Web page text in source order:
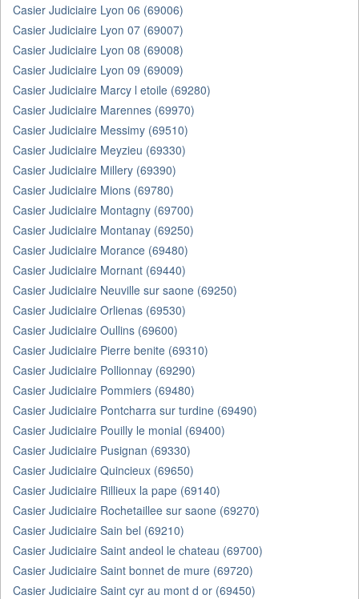
Casier Judiciaire Lyon 06 (69006)
Casier Judiciaire Lyon 07 (69007)
Casier Judiciaire Lyon 08 (69008)
Casier Judiciaire Lyon 09 (69009)
Casier Judiciaire Marcy l etoile (69280)
Casier Judiciaire Marennes (69970)
Casier Judiciaire Messimy (69510)
Casier Judiciaire Meyzieu (69330)
Casier Judiciaire Millery (69390)
Casier Judiciaire Mions (69780)
Casier Judiciaire Montagny (69700)
Casier Judiciaire Montanay (69250)
Casier Judiciaire Morance (69480)
Casier Judiciaire Mornant (69440)
Casier Judiciaire Neuville sur saone (69250)
Casier Judiciaire Orlienas (69530)
Casier Judiciaire Oullins (69600)
Casier Judiciaire Pierre benite (69310)
Casier Judiciaire Pollionnay (69290)
Casier Judiciaire Pommiers (69480)
Casier Judiciaire Pontcharra sur turdine (69490)
Casier Judiciaire Pouilly le monial (69400)
Casier Judiciaire Pusignan (69330)
Casier Judiciaire Quincieux (69650)
Casier Judiciaire Rillieux la pape (69140)
Casier Judiciaire Rochetaillee sur saone (69270)
Casier Judiciaire Sain bel (69210)
Casier Judiciaire Saint andeol le chateau (69700)
Casier Judiciaire Saint bonnet de mure (69720)
Casier Judiciaire Saint cyr au mont d or (69450)